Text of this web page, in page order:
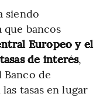
siendo
que bancos
Europeo y el
de interés,
de
tasas en lugar